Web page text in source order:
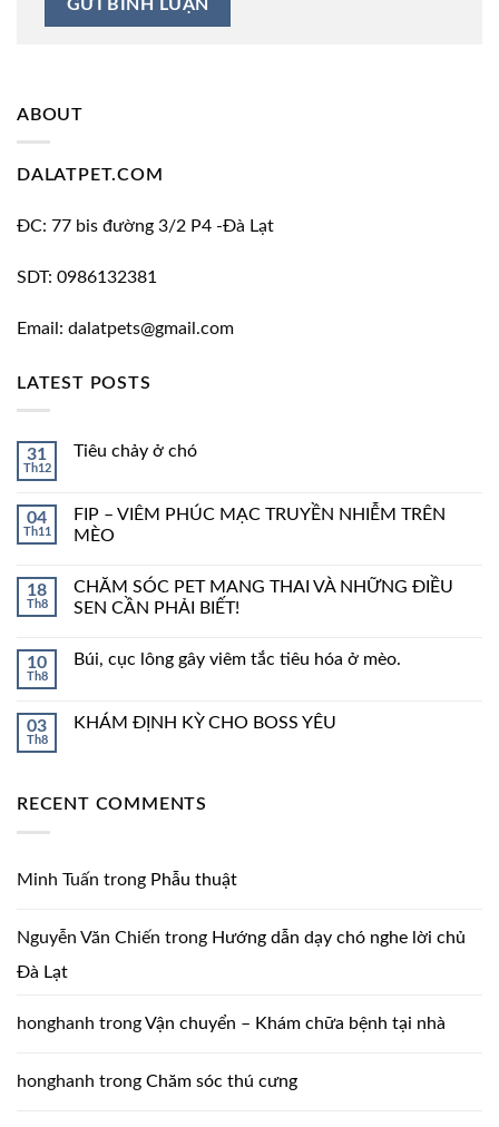
ABOUT
DALATPET.COM
ĐC: 77 bis đường 3/2 P4 -Đà Lạt
SDT: 0986132381
Email: dalatpets@gmail.com
LATEST POSTS
31
Th12
Tiêu chảy ở chó
04
Th11
FIP – VIÊM PHÚC MẠC TRUYỀN NHIỄM TRÊN
MÈO
18
Th8
CHĂM SÓC PET MANG THAI VÀ NHỮNG ĐIỀU
SEN CẦN PHẢI BIẾT!
10
Th8
Búi, cục lông gây viêm tắc tiêu hóa ở mèo.
03
Th8
KHÁM ĐỊNH KỲ CHO BOSS YÊU
RECENT COMMENTS
Minh Tuấn trong Phẫu thuật
Nguyễn Văn Chiến trong Hướng dẫn dạy chó nghe lời chủ
Đà Lạt
honghanh trongVận chuyển – Khám chữa bệnh tại nhà
honghanh trong Chăm sóc thú cưng